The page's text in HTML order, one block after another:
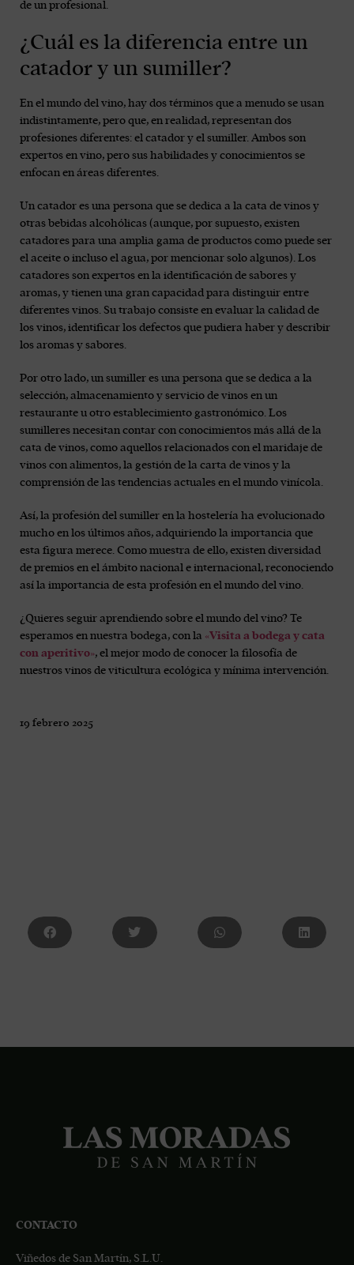
de un profesional.
¿Cuál es la diferencia entre un
catador y un sumiller?
En el mundo del vino, hay dos términos que a menudo se usan
indistintamente, pero que, en realidad, representan dos
profesiones diferentes: el catador y el sumiller. Ambos son
expertos en vino, pero sus habilidades y conocimientos se
enfocan en áreas diferentes.
Un catador es una persona que se dedica a la cata de vinos y
otras bebidas alcohólicas (aunque, por supuesto, existen
catadores para una amplia gama de productos como puede ser
el aceite o incluso el agua, por mencionar solo algunos). Los
catadores son expertos en la identificación de sabores y
aromas, y tienen una gran capacidad para distinguir entre
diferentes vinos. Su trabajo consiste en evaluar la calidad de
los vinos, identificar los defectos que pudiera haber y describir
los aromas y sabores.
Por otro lado, un sumiller es una persona que se dedica a la
selección, almacenamiento y servicio de vinos en un
restaurante u otro establecimiento gastronómico. Los
sumilleres necesitan contar con conocimientos más allá de la
cata de vinos, como aquellos relacionados con el maridaje de
vinos con alimentos, la gestión de la carta de vinos y la
comprensión de las tendencias actuales en el mundo vinícola.
Así, la profesión del sumiller en la hostelería ha evolucionado
mucho en los últimos años, adquiriendo la importancia que
esta figura merece. Como muestra de ello, existen diversidad
de premios en el ámbito nacional e internacional, reconociendo
así la importancia de esta profesión en el mundo del vino.
¿Quieres seguir aprendiendo sobre el mundo del vino? Te
esperamos en nuestra bodega, con la «Visita a bodega y cata
con aperitivo», el mejor modo de conocer la filosofía de
nuestros vinos de viticultura ecológica y mínima intervención.
19 febrero 2025
CONTACTO
Viñedos de San Martín, S.L.U.